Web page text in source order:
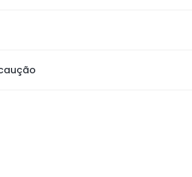
naturais